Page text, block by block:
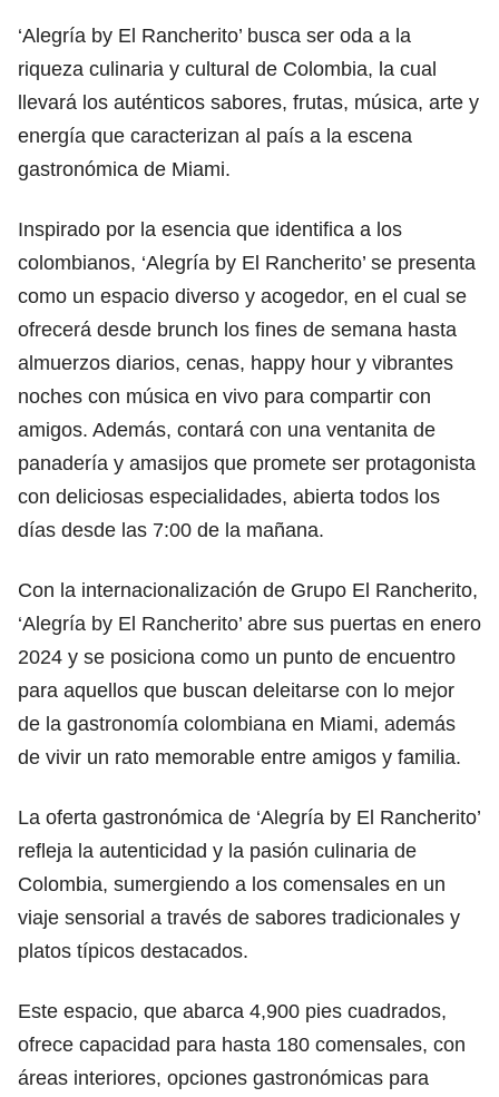
‘Alegría by El Rancherito’ busca ser oda a la
riqueza culinaria y cultural de Colombia, la cual
llevará los auténticos sabores, frutas, música, arte y
energía que caracterizan al país a la escena
gastronómica de Miami.
Inspirado por la esencia que identifica a los
colombianos, ‘Alegría by El Rancherito’ se presenta
como un espacio diverso y acogedor, en el cual se
ofrecerá desde brunch los fines de semana hasta
almuerzos diarios, cenas, happy hour y vibrantes
noches con música en vivo para compartir con
amigos. Además, contará con una ventanita de
panadería y amasijos que promete ser protagonista
con deliciosas especialidades, abierta todos los
días desde las 7:00 de la mañana.
Con la internacionalización de Grupo El Rancherito,
‘Alegría by El Rancherito’ abre sus puertas en enero
2024 y se posiciona como un punto de encuentro
para aquellos que buscan deleitarse con lo mejor
de la gastronomía colombiana en Miami, además
de vivir un rato memorable entre amigos y familia.
La oferta gastronómica de ‘Alegría by El Rancherito’
refleja la autenticidad y la pasión culinaria de
Colombia, sumergiendo a los comensales en un
viaje sensorial a través de sabores tradicionales y
platos típicos destacados.
Este espacio, que abarca 4,900 pies cuadrados,
ofrece capacidad para hasta 180 comensales, con
áreas interiores, opciones gastronómicas para